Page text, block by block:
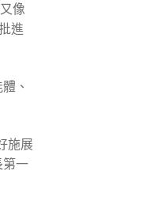
像
進
、
施展
第一